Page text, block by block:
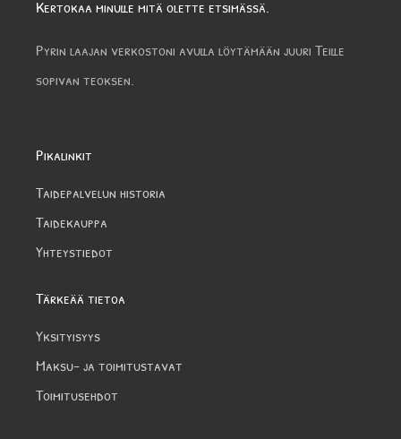
Kertokaa minulle mitä olette etsimässä.
Pyrin laajan verkostoni avulla löytämään juuri Teille
sopivan teoksen.
Pikalinkit
Taidepalvelun historia
Taidekauppa
Yhteystiedot
Tärkeää tietoa
Yksityisyys
Maksu- ja toimitustavat
Toimitusehdot